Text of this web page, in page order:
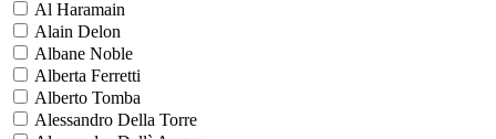
Al Haramain
Alain Delon
Albane Noble
Alberta Ferretti
Alberto Tomba
Alessandro Della Torre